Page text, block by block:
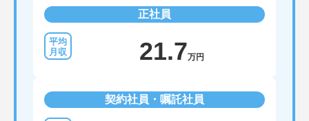
正社員
21.7万円
契約社員・嘱託社員